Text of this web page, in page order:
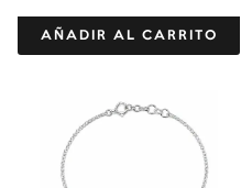
AÑADIR AL CARRITO